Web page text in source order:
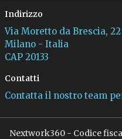
Indirizzo
Via Moretto da Brescia, 22
Milano - Italia
CAP 20133
Contatti
Contatta il nostro team
Nextwork360 - Codice